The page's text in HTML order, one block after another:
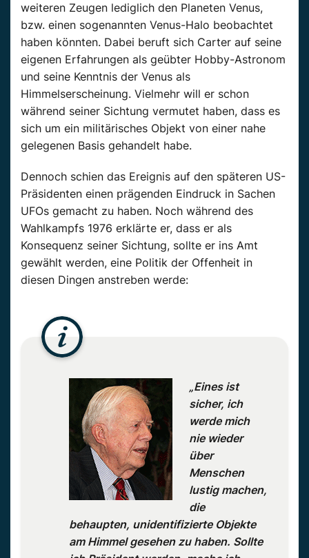
weiteren Zeugen lediglich den Planeten Venus,
bzw. einen sogenannten Venus-Halo beobachtet
haben könnten. Dabei beruft sich Carter auf seine
eigenen Erfahrungen als geübter Hobby-Astronom
und seine Kenntnis der Venus als
Himmelserscheinung. Vielmehr will er schon
während seiner Sichtung vermutet haben, dass es
sich um ein militärisches Objekt von einer nahe
gelegenen Basis gehandelt habe.
Dennoch schien das Ereignis auf den späteren US-
Präsidenten einen prägenden Eindruck in Sachen
UFOs gemacht zu haben. Noch während des
Wahlkampfs 1976 erklärte er, dass er als
Konsequenz seiner Sichtung, sollte er ins Amt
gewählt werden, eine Politik der Offenheit in
diesen Dingen anstreben werde:
„Eines ist
sicher, ich
werde mich
nie wieder
über
Menschen
lustig machen,
die
behaupten, unidentifizierte Objekte
am Himmel gesehen zu haben. Sollte